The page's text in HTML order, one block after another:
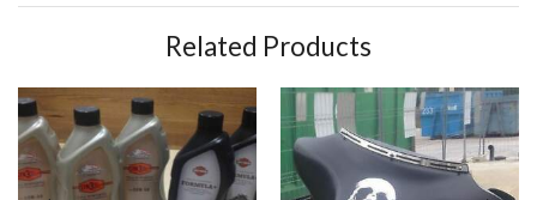
Related Products